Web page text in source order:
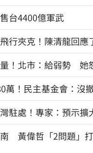
台4400億軍武
行夾克！陳清龍回應
！北市：給弱勢 她
萬！民主基金會：沒
駐處！專家：預示擴
黃偉哲「2問題」